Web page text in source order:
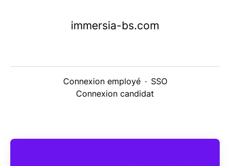
immersia-bs.com
Connexion employé · SSO
Connexion candidat